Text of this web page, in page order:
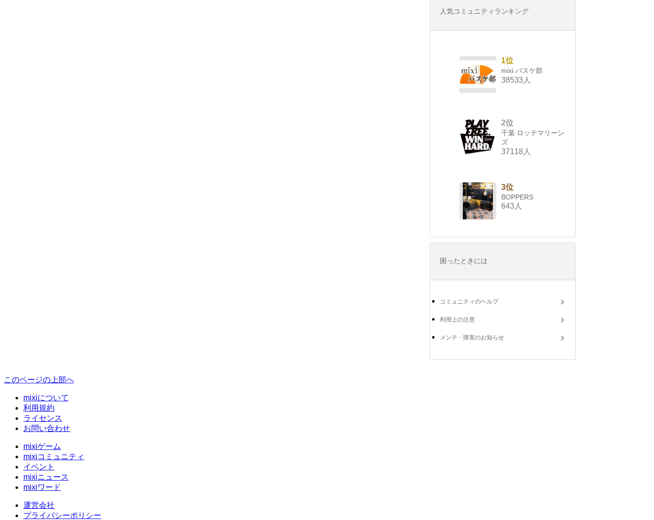
人気コミュニティランキング
1位
mixi バスケ部
38533人
2位
千葉 ロッテマリーン
ズ
37118人
3位
BOPPERS
643人
困ったときには
コミュニティのヘルプ
利用上の注意
メンテ・障害のお知らせ
このページの上部へ
mixiについて
利用規約
ライセンス
お問い合わせ
mixiゲーム
mixiコミュニティ
イベント
mixiニュース
mixiワード
運営会社
プライバシーポリシー